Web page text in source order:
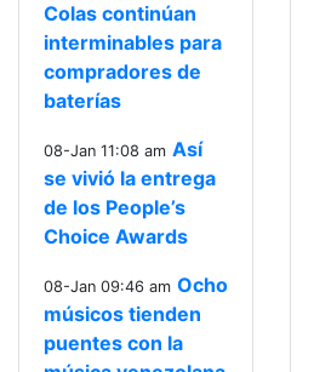
Colas continúan
interminables para
compradores de
baterías
08-Jan 11:08 am Así
se vivió la entrega
de los People’s
Choice Awards
08-Jan 09:46 am Ocho
músicos tienden
puentes con la